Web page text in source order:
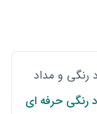
رنگی و مداد
رنگی حرفه ای